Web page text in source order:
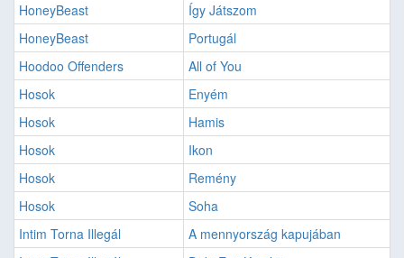
HoneyBeast
Így Játszom
HoneyBeast
Portugál
Hoodoo Offenders
All of You
Hosok
Enyém
Hosok
Hamis
Hosok
Ikon
Hosok
Remény
Hosok
Soha
Intim Torna Illegál
A mennyország kapujában